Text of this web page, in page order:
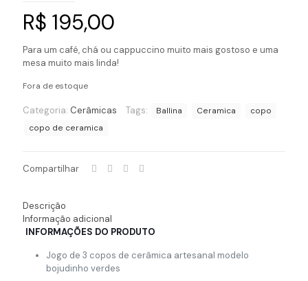
R$ 195,00
Para um café, chá ou cappuccino muito mais gostoso e uma
mesa muito mais linda!
Fora de estoque
Categoria: Cerâmicas Tags: Ballina Ceramica
copo
copo de ceramica
Compartilhar
Descrição
Informação adicional
INFORMAÇÕES DO PRODUTO
Jogo de 3 copos de cerâmica artesanal modelo
bojudinho verdes